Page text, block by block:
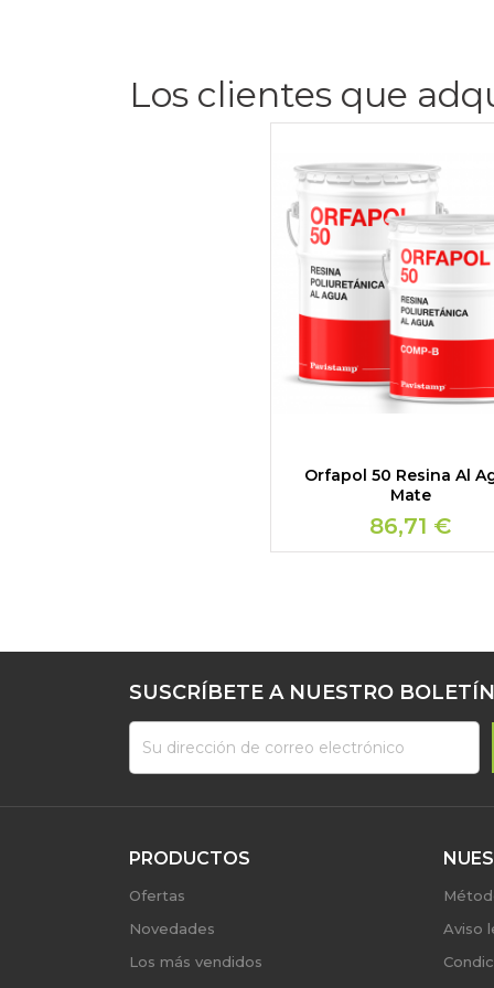
Los clientes que
Orfapol 50 Resina Al
Mate
86,71 €
SUSCRÍBETE A NUESTRO
PRODUCTOS
Ofertas
Novedades
Los más vendidos
Aviso